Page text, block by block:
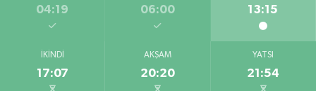
04:19 06:00 13:15
İKINDI
17:07
AKŞAM
20:20
YATSI
21:54